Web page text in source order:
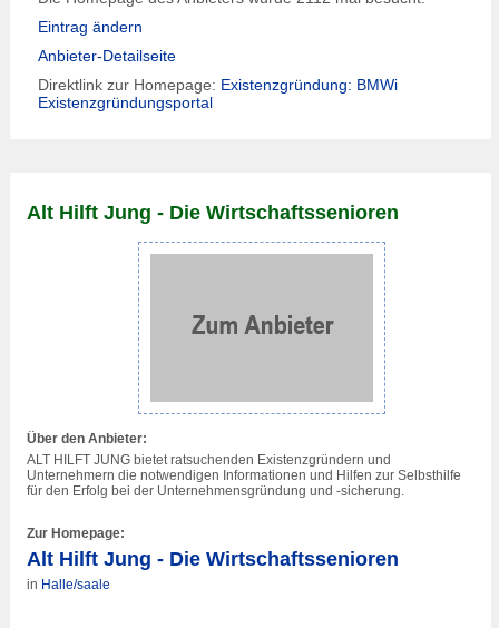
Eintrag ändern
Anbieter-Detailseite
Direktlink zur Homepage: Existenzgründung: BMWi
Existenzgründungsportal
Alt Hilft Jung - Die Wirtschaftssenioren
Über den Anbieter:
ALT HILFT JUNG bietet ratsuchenden Existenzgründern und
Unternehmern die notwendigen Informationen und Hilfen zur Selbsthilfe
für den Erfolg bei der Unternehmensgründung und -sicherung.
Zur Homepage:
Alt Hilft Jung - Die Wirtschaftssenioren
in Halle/saale